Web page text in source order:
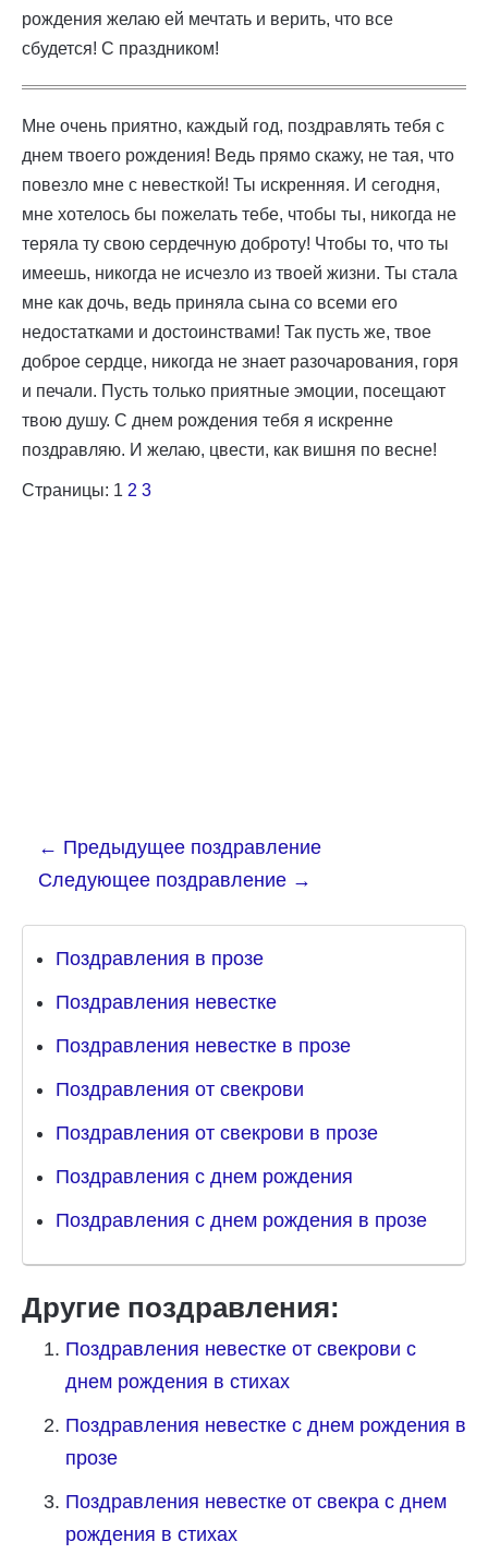
рождения желаю ей мечтать и верить, что все
сбудется! С праздником!
Мне очень приятно, каждый год, поздравлять тебя с
днем твоего рождения! Ведь прямо скажу, не тая, что
повезло мне с невесткой! Ты искренняя. И сегодня,
мне хотелось бы пожелать тебе, чтобы ты, никогда не
теряла ту свою сердечную доброту! Чтобы то, что ты
имеешь, никогда не исчезло из твоей жизни. Ты стала
мне как дочь, ведь приняла сына со всеми его
недостатками и достоинствами! Так пусть же, твое
доброе сердце, никогда не знает разочарования, горя
и печали. Пусть только приятные эмоции, посещают
твою душу. С днем рождения тебя я искренне
поздравляю. И желаю, цвести, как вишня по весне!
Страницы: 1 2 3
← Предыдущее поздравление
Следующее поздравление →
Поздравления в прозе
Поздравления невестке
Поздравления невестке в прозе
Поздравления от свекрови
Поздравления от свекрови в прозе
Поздравления с днем рождения
Поздравления с днем рождения в прозе
Другие поздравления:
Поздравления невестке от свекрови с
днем рождения в стихах
Поздравления невестке с днем рождения в
прозе
Поздравления невестке от свекра с днем
рождения в стихах